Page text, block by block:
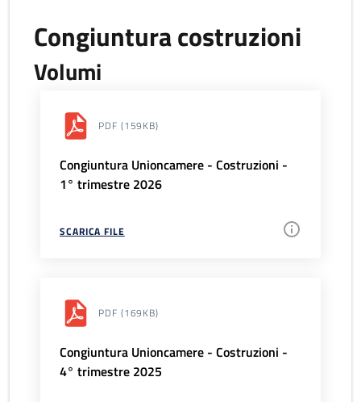
Congiuntura costruzioni
Volumi
PDF (159KB)
Congiuntura Unioncamere - Costruzioni -
1° trimestre 2026
SCARICA FILE
PDF (169KB)
Congiuntura Unioncamere - Costruzioni -
4° trimestre 2025